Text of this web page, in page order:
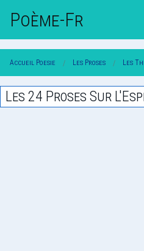
Poème-Fr
Accueil Poesie Les Proses Les
Les 24 Proses Sur